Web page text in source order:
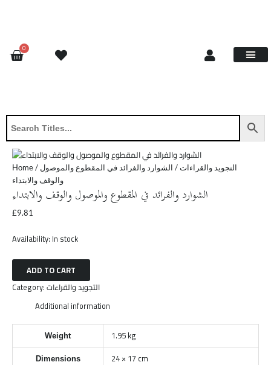
0
CART
Home/ التجويد والقراءات/ الشوارد والفرائد في المقطوع والموصول
والوقف والابتداء
الشوارد والفرائد في المقطوع والموصول والوقف والابتداء
£9.81
Availability: In stock
المقطوع
والموصول
ADD TO CART
Category:التجويد والقراءات
Additional information
Weight 1.95 kg
Dimensions 24 × 17 cm